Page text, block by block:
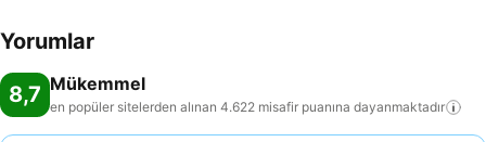
Yorumlar
8,7 Mükemmel
en popüler sitelerden alınan 4.622 misafir puanına dayanmaktadır